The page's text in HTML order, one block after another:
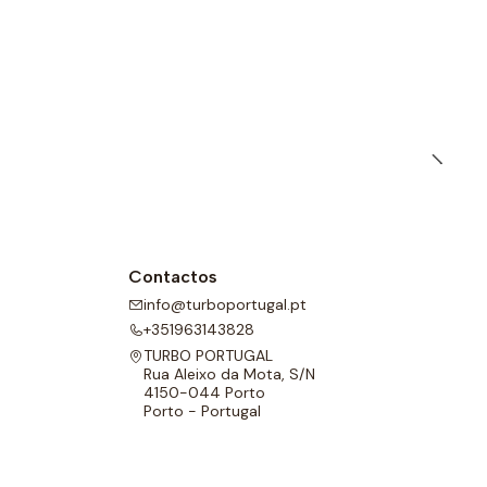
Contactos
info@turboportugal.pt
+351963143828
TURBO PORTUGAL
Rua Aleixo da Mota, S/N
4150-044 Porto
Porto - Portugal